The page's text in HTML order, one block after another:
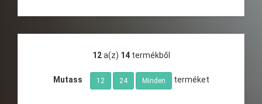
12a(z) 14 termékből
Mutass 12 24 Minden terméket